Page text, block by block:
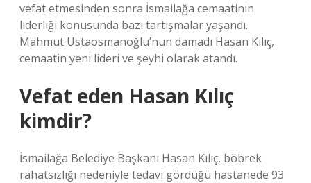
vefat etmesinden sonra İsmailağa cemaatinin
liderliği konusunda bazı tartışmalar yaşandı.
Mahmut Ustaosmanoğlu’nun damadı Hasan Kılıç,
cemaatin yeni lideri ve şeyhi olarak atandı.
Vefat eden Hasan Kılıç
kimdir?
İsmailağa Belediye Başkanı Hasan Kılıç, böbrek
rahatsızlığı nedeniyle tedavi gördüğü hastanede 93